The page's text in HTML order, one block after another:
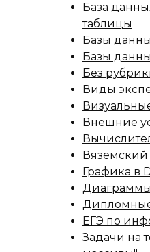
База
таблицы
Базы
Базы
Без
Виды
Внешние
Графика в
ЕГЭ по
Задачи на